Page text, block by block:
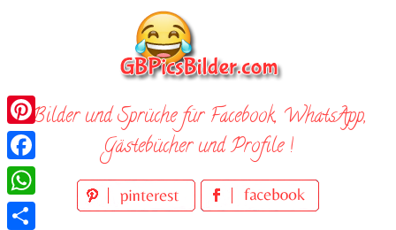
Bilder und Sprüche für Facebook, WhatsApp,
Gästebücher und Profile !
Pinterest
Facebook
WhatsApp